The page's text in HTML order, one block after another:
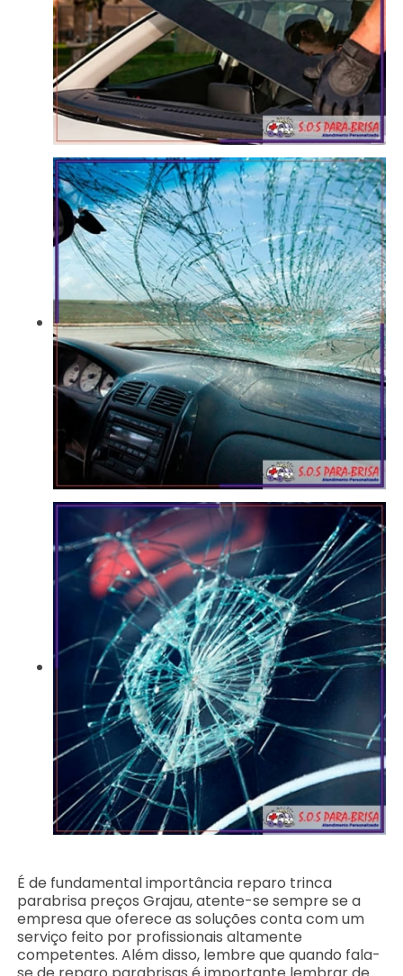
É de fundamental importância reparo trinca
parabrisa preços Grajau, atente-se sempre se a
empresa que oferece as soluções conta com um
serviço feito por profissionais altamente
competentes. Além disso, lembre que quando fala-